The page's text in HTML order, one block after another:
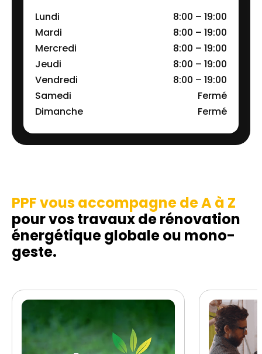
Lundi
8:00 – 19:00
Mardi
8:00 – 19:00
Mercredi
8:00 – 19:00
Jeudi
8:00 – 19:00
Vendredi
8:00 – 19:00
Samedi
Fermé
Dimanche
Fermé
PPF vous accompagne de A à Z
pour vos travaux de rénovation
énergétique globale ou mono-
geste.